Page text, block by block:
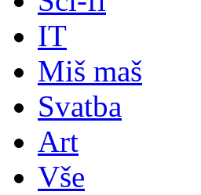
IT
Miš maš
Svatba
Art
Vše